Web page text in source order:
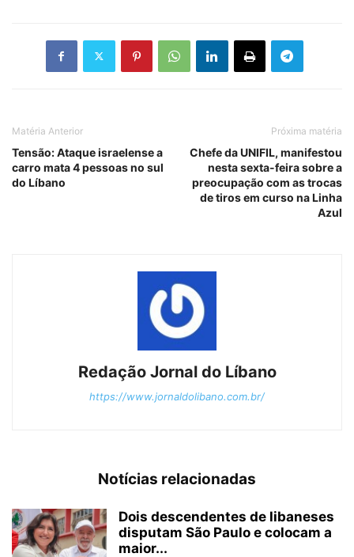
Matéria Anterior
Tensão: Ataque israelense a
carro mata 4 pessoas no sul
do Líbano
Próxima matéria
Chefe da UNIFIL, manifestou
nesta sexta-feira sobre a
preocupação com as trocas
de tiros em curso na Linha
Azul
Redação Jornal do Líbano
https://www.jornaldolibano.com.br/
Notícias relacionadas
Dois descendentes de libaneses
disputam São Paulo e colocam a
maior...